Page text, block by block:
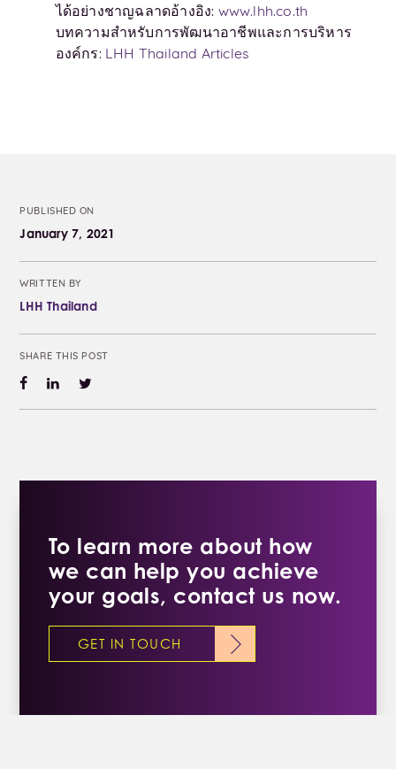
ได้อย่างชาญฉลาดอ้างอิง: www.lhh.co.th
บทความสำหรับการพัฒนาอาชีพและการบริหาร
องค์กร: LHH Thailand Articles
PUBLISHED ON
January 7, 2021
WRITTEN BY
LHH Thailand
SHARE THIS POST
To learn more about how
we can help you achieve
your goals, contact us now.
GET IN TOUCH